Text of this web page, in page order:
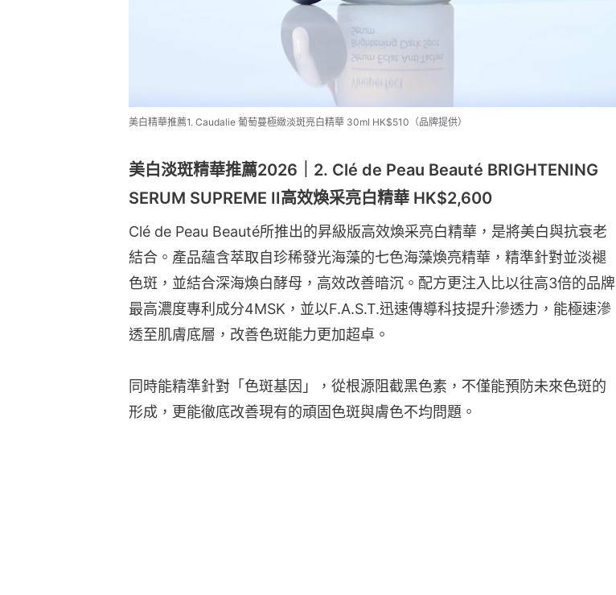
美白精華推薦1. Caudalie 葡萄蔓極緻淡斑亮白精華 30ml HK$510（品牌提供）
美白淡斑精華推薦2026｜2. Clé de Peau Beauté BRIGHTENING
SERUM SUPREME II​高效煥采亮白精華 HK$2,600
Clé de Peau Beauté所推出的昇級版高效煥采亮白精華，是將美白與抗衰老
結合。產品蘊含萃取自珍稀發光海藻的七色海藻煥亮精華，精準針對並淡褪
色斑，並結合深海煥白酵母，高效改善暗沉。配方更注入比以往高3倍的品牌
最高濃度專利成分4MSK，並以F.A.S.T.迅速傳導科技提升滲透力，能極速滲
透至肌膚底層，改善色斑能力更加超卓。
同時能精準針對「色斑基因」，從根源阻截黑色素，不僅能預防未來色斑的
形成，更能徹底改善現有的頑固色斑與膚色不均問題。